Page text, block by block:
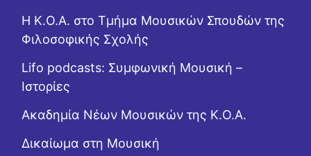
Η Κ.Ο.Α. στο Τμήμα Μουσικών Σπουδών της
Φιλοσοφικής Σχολής
Lifo podcasts: Συμφωνική Μουσική –
Ιστορίες
Ακαδημία Νέων Μουσικών της Κ.Ο.Α.
Δικαίωμα στη Μουσική